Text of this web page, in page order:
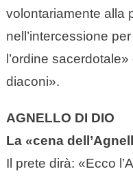
volontariamente alla
nell’intercessione
l’ordine
diaconi».
AGNELLO DI DIO
La «cena
Il prete dirà: «Ecco